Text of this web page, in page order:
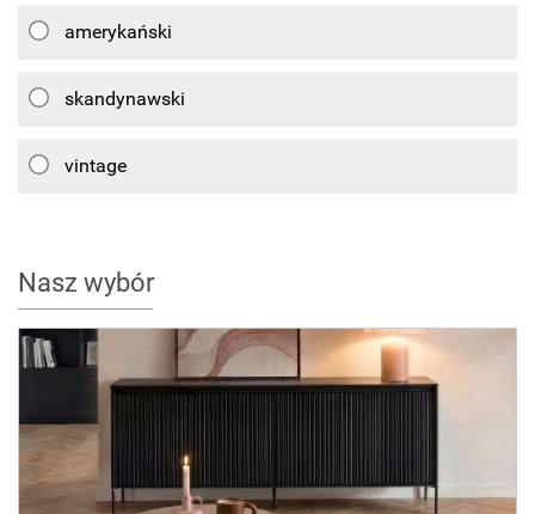
amerykański
skandynawski
vintage
Nasz wybór